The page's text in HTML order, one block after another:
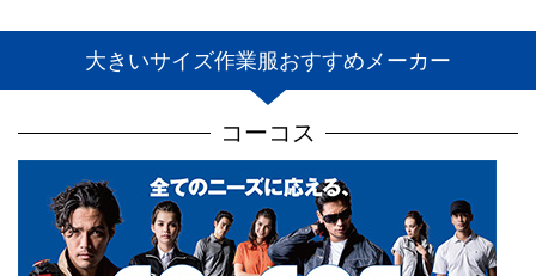
大きいサイズ作業服おすすめメーカー
コーコス